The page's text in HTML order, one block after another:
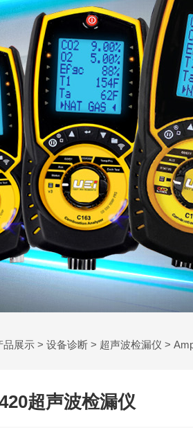
品展示 > 设备诊断 > 超声波检漏仪 >
超声波检漏仪